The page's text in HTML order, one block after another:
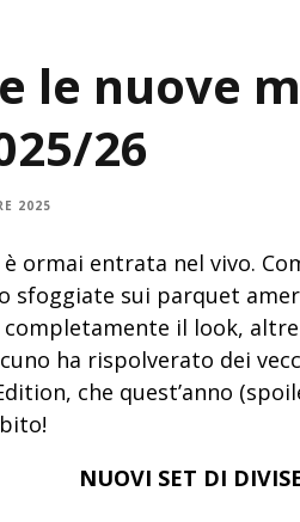
le nuove
26
2025
è ormai entrata nel vivo.
sfoggiate sui parquet
il look,
ha rispolverato dei
che quest’anno
NUOVI SET DI